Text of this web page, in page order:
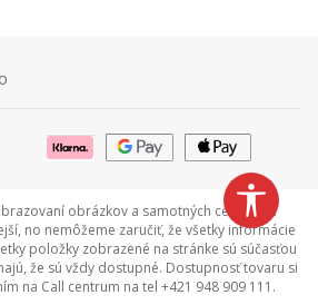
obrázkov a samotných cenách sa
no nemôžeme zaručiť, že všetky informácie
položky zobrazené na stránke sú súčasťou
že sú vždy dostupné. Dostupnosť tovaru si
na Call centrum na tel +421 948 909 111.